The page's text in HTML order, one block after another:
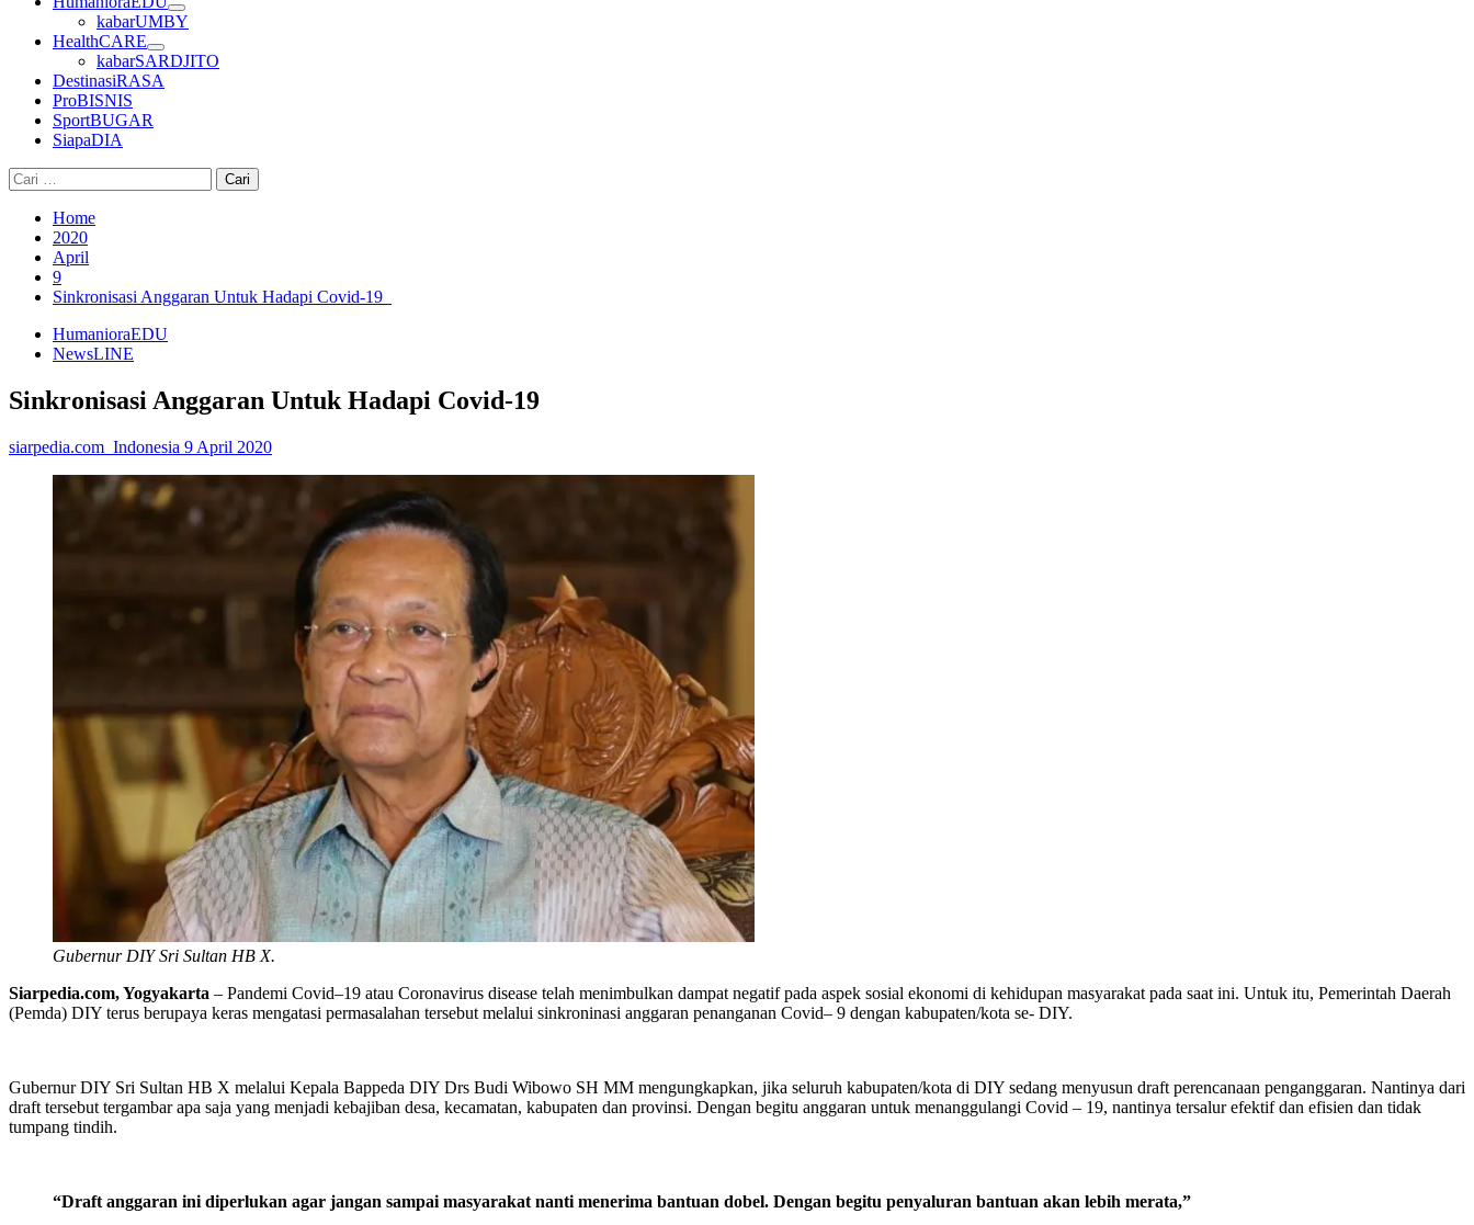
kabarUMBY
HealthCARE
kabarSARDJITO
DestinasiRASA
ProBISNIS
SportBUGAR
SiapaDIA
Cari
untuk:
Home
2020
April
9
Sinkronisasi Anggaran Untuk Hadapi Covid-19
HumanioraEDU
NewsLINE
Sinkronisasi Anggaran Untuk Hadapi Covid-19
siarpedia.com_Indonesia 9 April 2020
Gubernur DIY Sri Sultan HB X.
Siarpedia.com, Yogyakarta – Pandemi Covid–19 atau Coronavirus disease telah menimbulkan dampat negatif pada aspek sosial ekonomi di kehidupan masyarakat pada saat ini. Untuk itu, Pemerintah Daerah
(Pemda) DIY terus berupaya keras mengatasi permasalahan tersebut melalui sinkroninasi anggaran penanganan Covid– 9 dengan kabupaten/kota se- DIY.
Gubernur DIY Sri Sultan HB X melalui Kepala Bappeda DIY Drs Budi Wibowo SH MM mengungkapkan, jika seluruh kabupaten/kota di DIY sedang menyusun draft perencanaan penganggaran. Nantinya dari
draft tersebut tergambar apa saja yang menjadi kebajiban desa, kecamatan, kabupaten dan provinsi. Dengan begitu anggaran untuk menanggulangi Covid – 19, nantinya tersalur efektif dan efisien dan tidak
tumpang tindih.
“Draft anggaran ini diperlukan agar jangan sampai masyarakat nanti menerima bantuan dobel. Dengan begitu penyaluran bantuan akan lebih merata,”